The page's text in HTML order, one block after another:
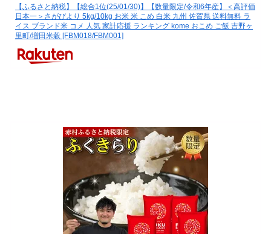
【ふるさと納税】【総合1位(25/01/30)】【数量限定/令和6年産】＜高評価
日本一＞さがびより 5kg/10kg お米 米 こめ 白米 九州 佐賀県 送料無料 ラ
イス ブランド米 コメ 人気 家計応援 ランキング kome おこめ ご飯 吉野ヶ
里町/増田米穀 [FBM018/FBM001]